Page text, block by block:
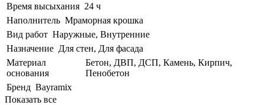
Время высыхания 24 ч
Наполнитель Мраморная крошка
Вид работ Наружные, Внутренние
Назначение Для стен, Для фасада
Материал
основания
Бетон, ДВП, ДСП, Камень, Кирпич,
Пенобетон
Бренд Bayramix
Показать все